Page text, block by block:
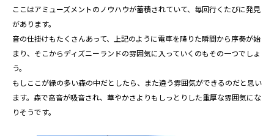
ここはアミューズメントのノウハウが蓄積されていて、毎回行くたびに発見
があります。
音の仕掛けもたくさんあって、上記のように電車を降りた瞬間から序奏が始
まり、そこからディズニーランドの雰囲気に入っていくのもその一つでしょ
う。
もしここが緑の多い森の中だとしたら、また違う雰囲気ができるのだと思い
ます。森で高音が吸音され、華やかさよりもしっとりした重厚な雰囲気にな
りそうです。